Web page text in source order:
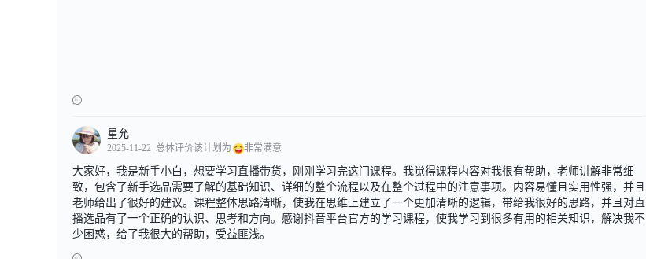
星允
2025-11-22 总体评价该计划为 非常满意
大家好，我是新手小白，想要学习直播带货，刚刚学习完这门课程。我觉得课程内容对我很有帮助，老师讲解非常细
致，包含了新手选品需要了解的基础知识、详细的整个流程以及在整个过程中的注意事项。内容易懂且实用性强，并且
老师给出了很好的建议。课程整体思路清晰，使我在思维上建立了一个更加清晰的逻辑，带给我很好的思路，并且对直
播选品有了一个正确的认识、思考和方向。感谢抖音平台官方的学习课程，使我学习到很多有用的相关知识，解决我不
少困惑，给了我很大的帮助，受益匪浅。